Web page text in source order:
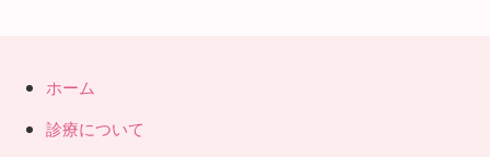
ホーム
診療について